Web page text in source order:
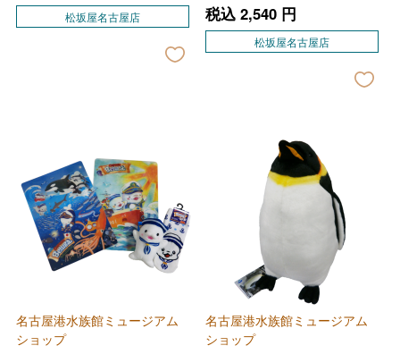
松坂屋名古屋店
税込 2,540円
松坂屋名古屋店
名古屋港水族館ミュージアム
ショップ
名古屋港水族館ミュージアム
ショップ